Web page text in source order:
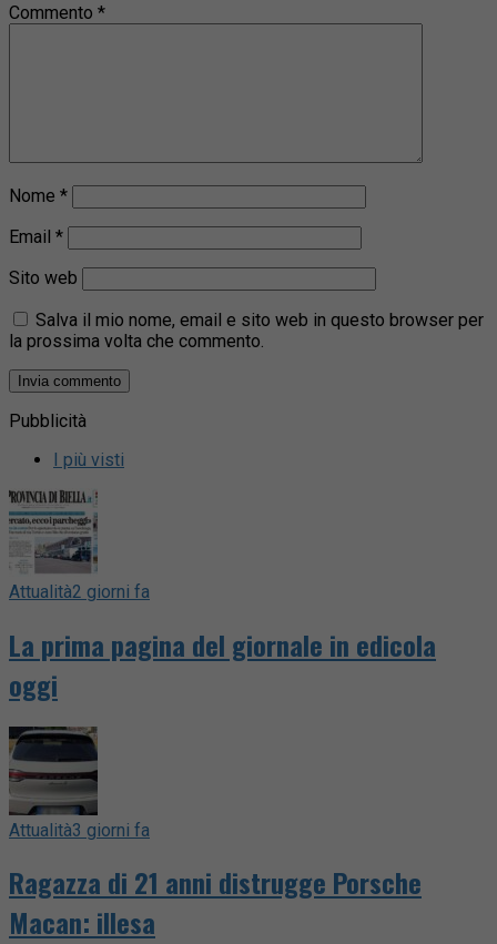
Commento *
Nome *
Email *
Sito web
Salva il mio nome, email e sito web in questo browser per
la prossima volta che commento.
Pubblicità
I più visti
Attualità2 giorni fa
La prima pagina del giornale in edicola
oggi
Attualità3 giorni fa
Ragazza di 21 anni distrugge Porsche
Macan: illesa